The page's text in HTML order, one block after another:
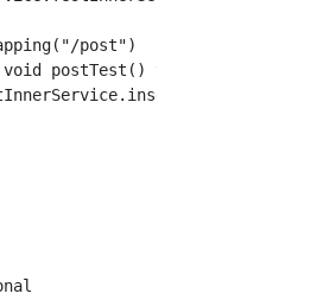
post")
postTest() throws Exception{